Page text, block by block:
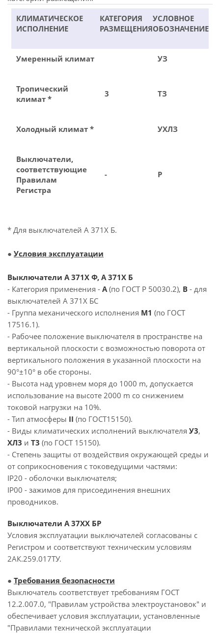
КЛИМАТИЧЕСКОЕ
ИСПОЛНЕНИЕ
КАТЕГОРИЯ
РАЗМЕЩЕНИЯ
УСЛОВНОЕ
ОБОЗНАЧЕНИЕ
Умеренный климат
3
УЗ
Тропический
климат *
ТЗ
Холодный климат * УХЛЗ
Выключатели,
соответствующие
Правилам
Регистра
- Р
* Для выключателей А 371Х Б.
● Условия эксплуатации
Выключатели А 371Х Ф, А 371Х Б
- Категория применения - А(по ГОСТ Р 50030.2), В - для
выключателей А 371Х БС
- Группа механического исполнения М1 (по ГОСТ
17516.1).
- Рабочее положение выключателя в пространстве на
вертикальной плоскости с возможностью поворота от
вертикального положения в указанной плоскости на
90°±10° в обе стороны.
- Высота над уровнем моря до 1000 m, допускается
использование на высоте 2000 m со снижением
токовой нагрузки на 10%.
- Тип атмосферы II (по ГОСТ15150).
- Виды климатических исполнений выключателя У3,
ХЛ3 и Т3 (по ГОСТ 15150).
- Степень защиты от воздействия окружающей среды и
от соприкосновения с токоведущими частями:
IP20 - оболочки выключателя;
IP00 - зажимов для присоединения внешних
проводников.
Выключатели А 37ХХ БР
Условия эксплуатации выключателей согласованы с
Регистром и соответствуют техническим условиям
2АК.259.017ТУ.
● Требования безопасности
Выключатель соответствует требованиям ГОСТ
12.2.007.0, "Правилам устройства электроустановок" и
обеспечивает условия эксплуатации, установленные
"Правилами технической эксплуатации